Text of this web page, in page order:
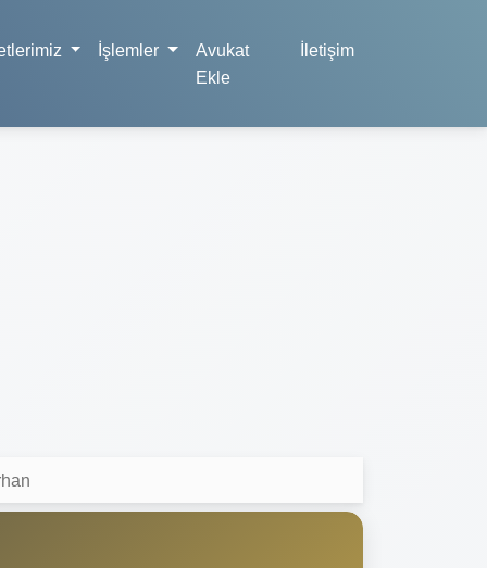
İşlemler
Avukat
Ekle
İletişim